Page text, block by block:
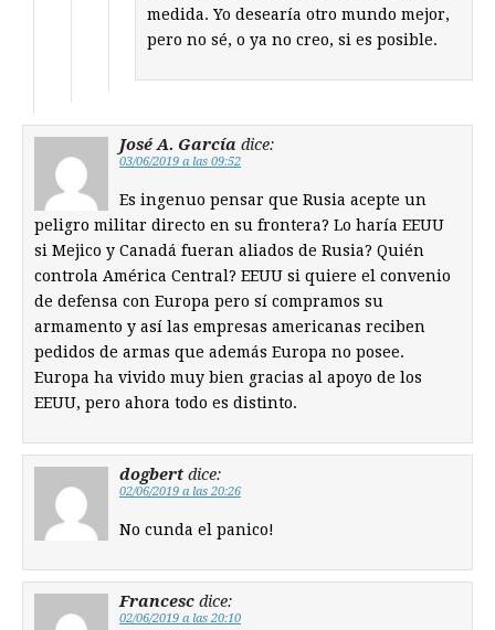
medida. Yo desearía otro mundo mejor,
pero no sé, o ya no creo, si es posible.
José A. García dice:
03/06/2019 a las 09:52
Es ingenuo pensar que Rusia acepte un
peligro militar directo en su frontera? Lo haría EEUU
si Mejico y Canadá fueran aliados de Rusia? Quién
controla América Central? EEUU si quiere el convenio
de defensa con Europa pero sí compramos su
armamento y así las empresas americanas reciben
pedidos de armas que además Europa no posee.
Europa ha vivido muy bien gracias al apoyo de los
EEUU, pero ahora todo es distinto.
dogbert dice:
02/06/2019 a las 20:26
No cunda el panico!
Francesc dice:
02/06/2019 a las 20:10